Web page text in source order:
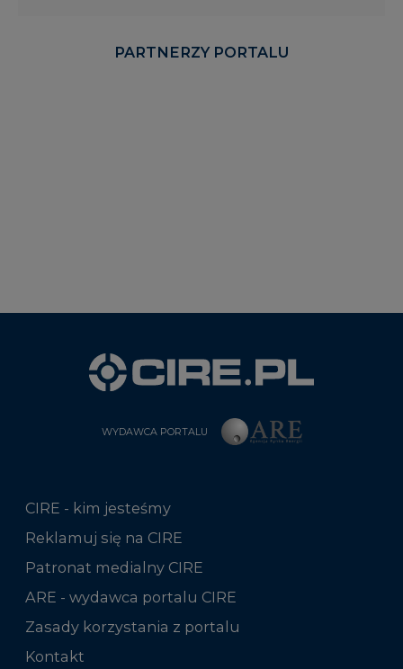
PARTNERZY PORTALU
WYDAWCA PORTALU
CIRE - kim jesteśmy
Reklamuj się na CIRE
Patronat medialny CIRE
ARE - wydawca portalu CIRE
Zasady korzystania z portalu
Kontakt